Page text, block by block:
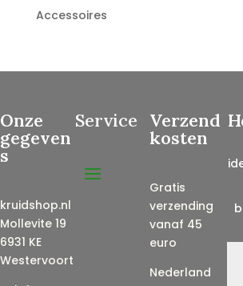
Accessoires
Onze
gegeven
s
kruidshop.nl
Mollevite 19
6931 KE
Westervoort
Service Verzend
kosten
Gratis
verzending
vanaf 45
euro
Nederland